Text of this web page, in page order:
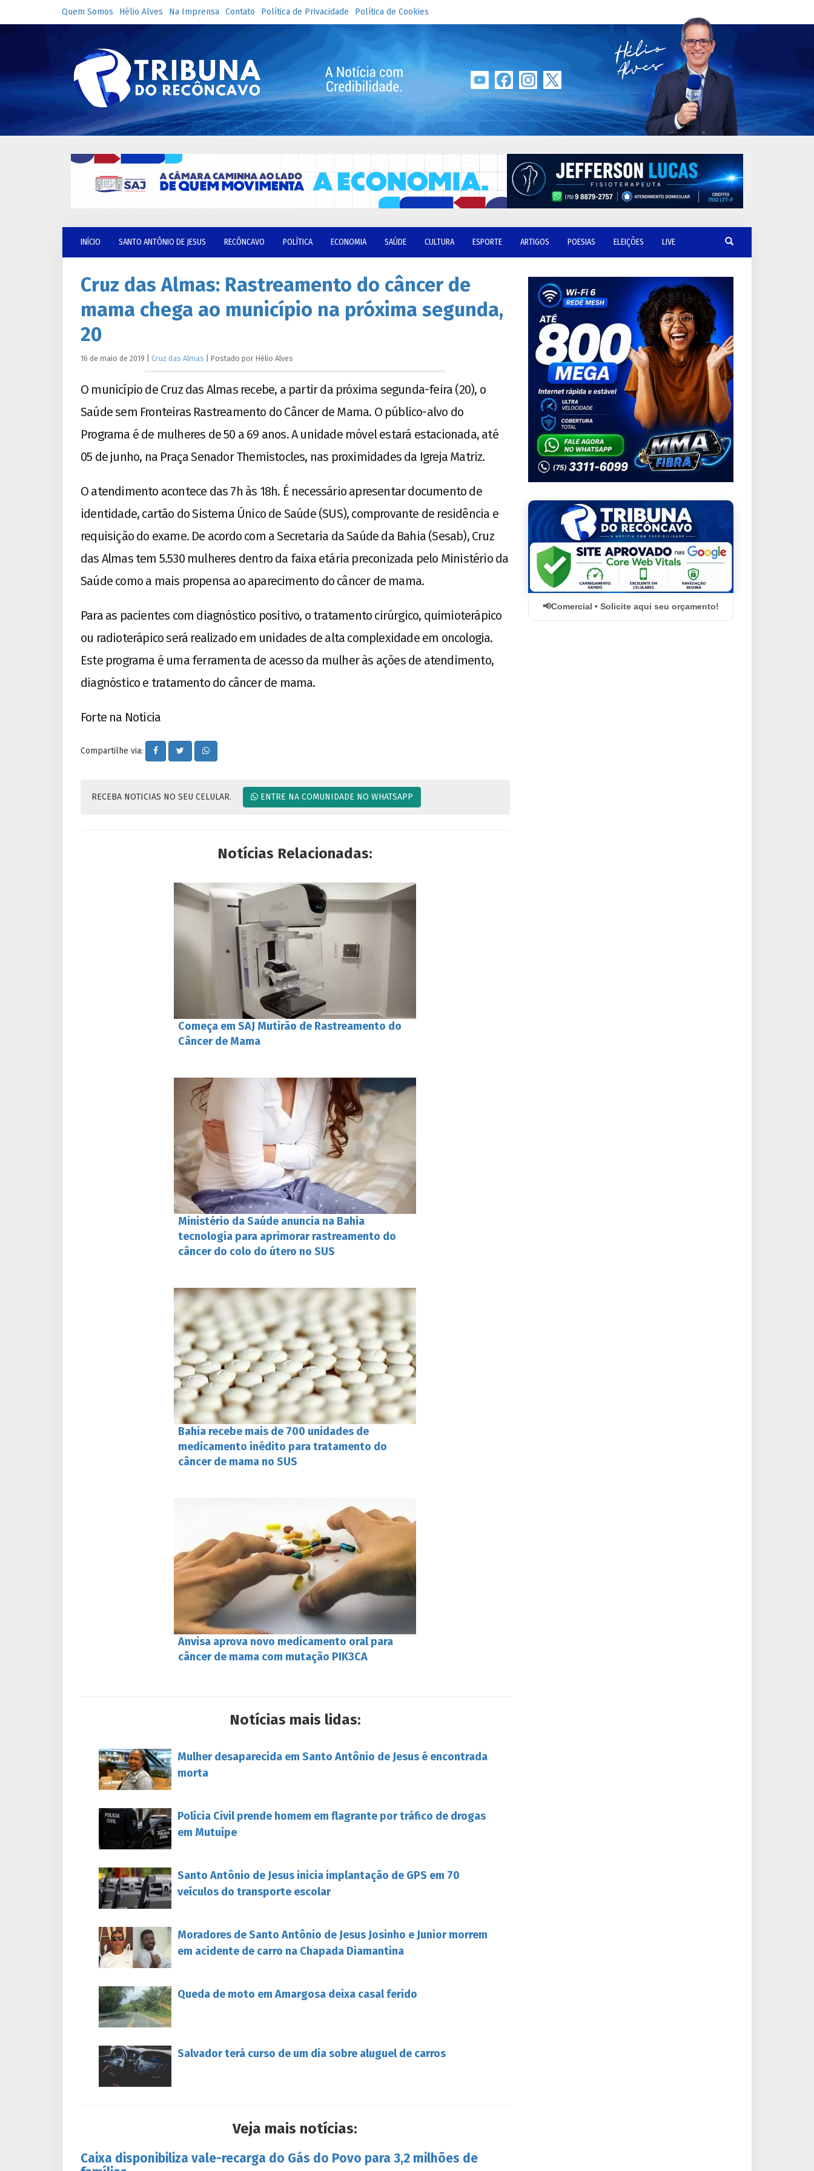
Quem Somos Hélio Alves Na Imprensa Contato Política de Privacidade Política de Cookies
INÍCIO SANTO ANTÔNIO DE JESUS RECÔNCAVO POLÍTICA ECONOMIA SAÚDE CULTURA ESPORTE ARTIGOS POESIAS ELEIÇÕES LIVE
Cruz das Almas: Rastreamento do câncer de
mama chega ao município na próxima segunda,
20
16 de maio de 2019 Cruz das Almas Postado por Hélio Alves
O município de Cruz das Almas recebe, a partir da próxima segunda-feira (20), o
Saúde sem Fronteiras Rastreamento do Câncer de Mama. O público-alvo do
Programa é de mulheres de 50 a 69 anos. A unidade móvel estará estacionada, até
05 de junho, na Praça Senador Themistocles, nas proximidades da Igreja Matriz.
O atendimento acontece das 7h às 18h. É necessário apresentar documento de
identidade, cartão do Sistema Único de Saúde (SUS), comprovante de residência e
requisição do exame. De acordo com a Secretaria da Saúde da Bahia (Sesab), Cruz
das Almas tem 5.530 mulheres dentro da faixa etária preconizada pelo Ministério da
Saúde como a mais propensa ao aparecimento do câncer de mama.
Para as pacientes com diagnóstico positivo, o tratamento cirúrgico, quimioterápico
ou radioterápico será realizado em unidades de alta complexidade em oncologia.
Este programa é uma ferramenta de acesso da mulher às ações de atendimento,
diagnóstico e tratamento do câncer de mama.
Forte na Noticia
Compartilhe via:
RECEBA NOTICIAS NO SEU CELULAR. ENTRE NA COMUNIDADE NO WHATSAPP
Notícias Relacionadas:
Começa em SAJ Mutirão de Rastreamento do
Câncer de Mama
Ministério da Saúde anuncia na Bahia
tecnologia para aprimorar rastreamento do
câncer do colo do útero no SUS
Bahia recebe mais de 700 unidades de
medicamento inédito para tratamento do
câncer de mama no SUS
Anvisa aprova novo medicamento oral para
câncer de mama com mutação PIK3CA
Notícias mais lidas:
Mulher desaparecida em Santo Antônio de Jesus é encontrada
morta
Polícia Civil prende homem em flagrante por tráfico de drogas
em Mutuípe
Santo Antônio de Jesus inicia implantação de GPS em 70
veículos do transporte escolar
Moradores de Santo Antônio de Jesus Josinho e Junior morrem
em acidente de carro na Chapada Diamantina
Queda de moto em Amargosa deixa casal ferido
Salvador terá curso de um dia sobre aluguel de carros
Veja mais notícias:
Caixa disponibiliza vale-recarga do Gás do Povo para 3,2 milhões de
Comercial • Solicite aqui seu orçamento!